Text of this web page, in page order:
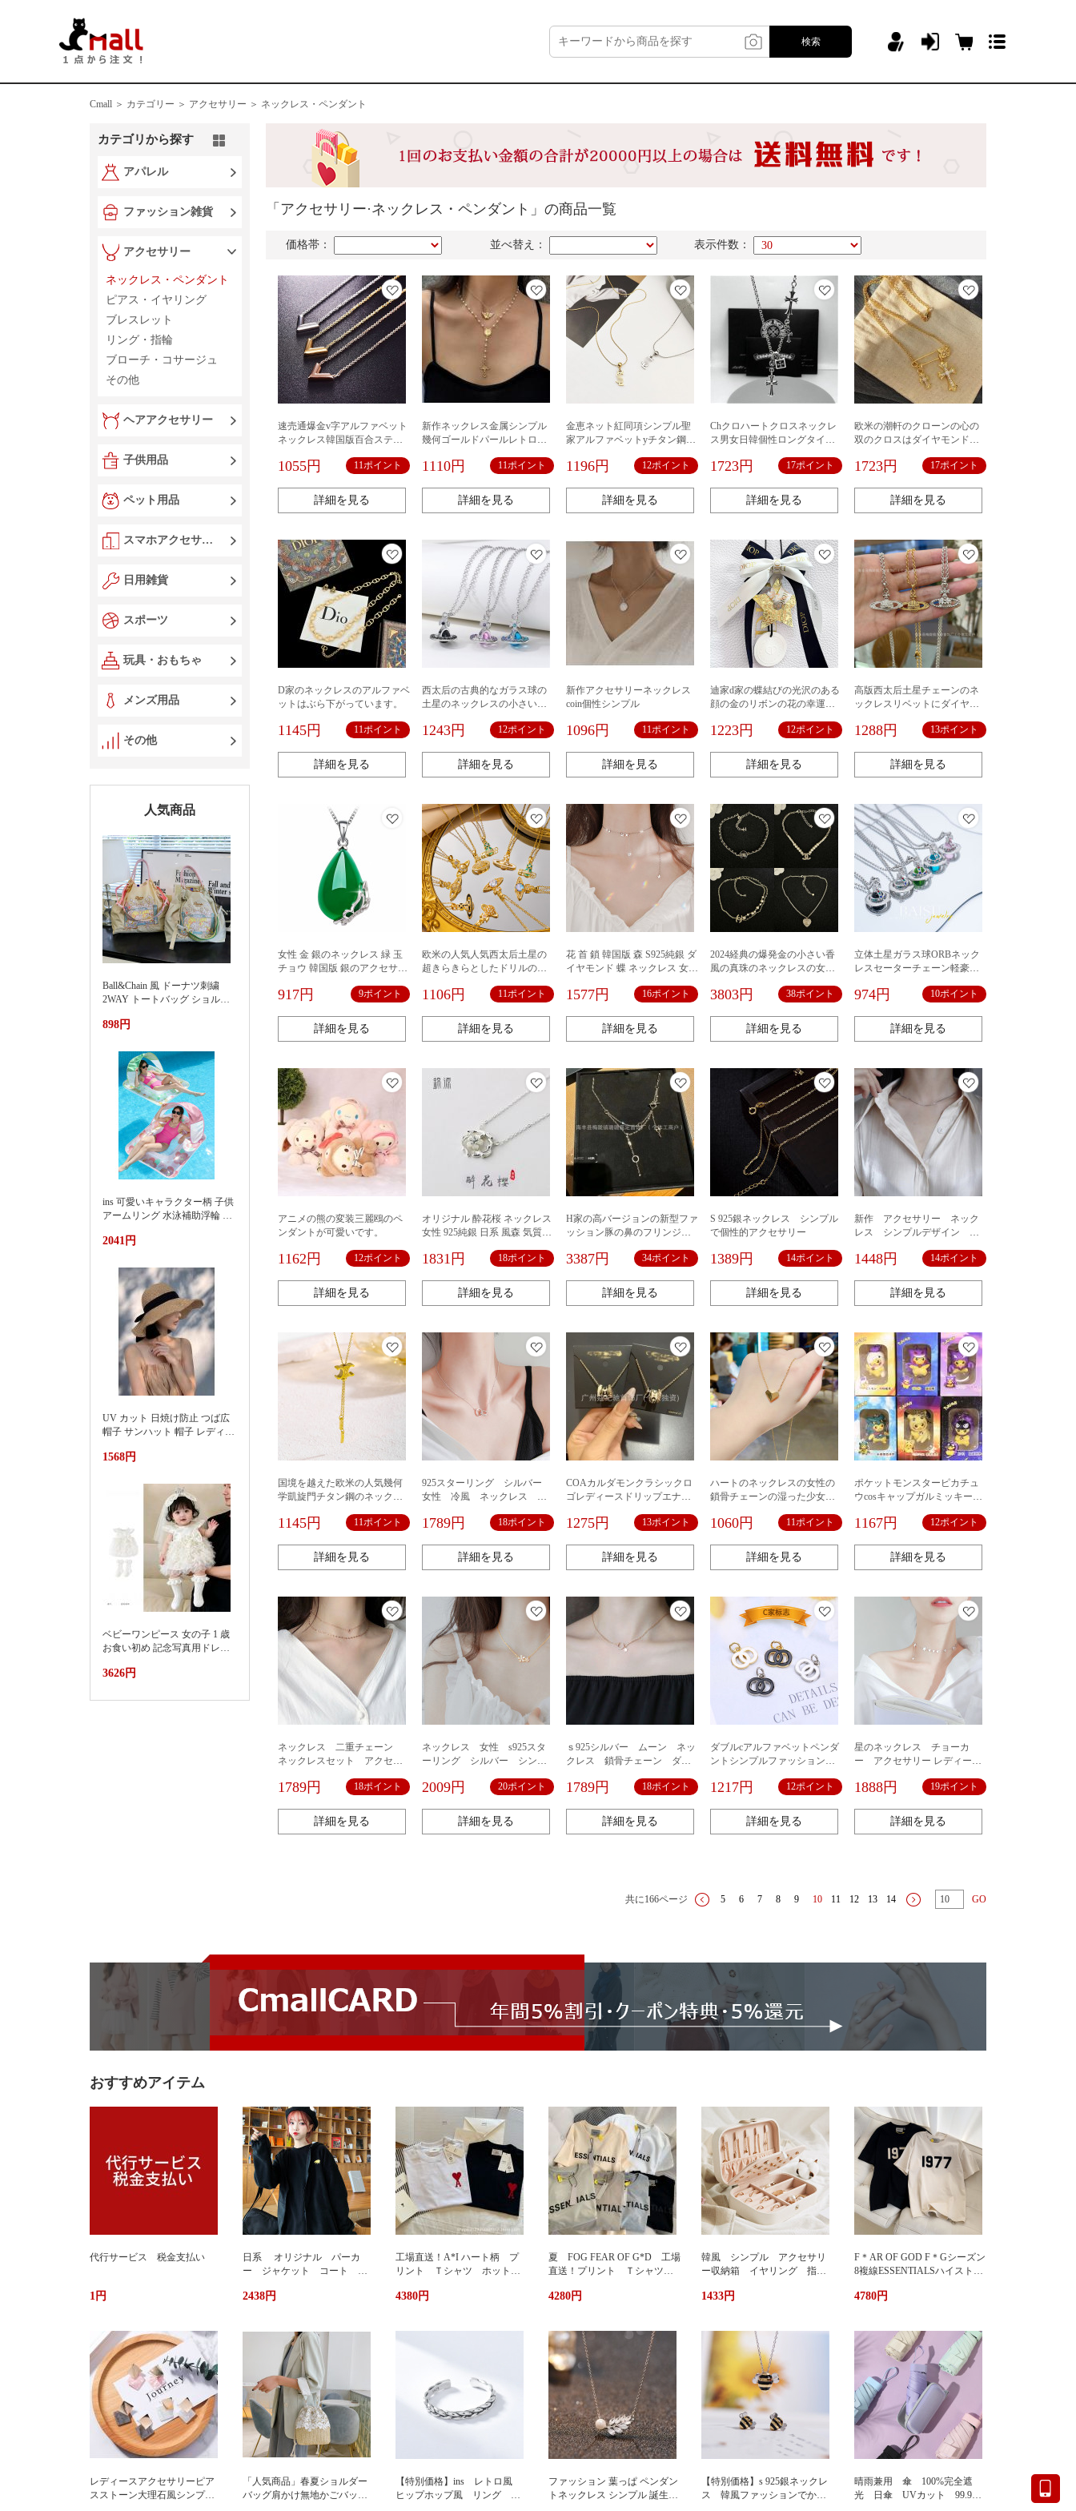
検索
Cmall ＞ カテゴリー ＞ アクセサリー ＞ ネックレス・ペンダント
カテゴリから探す
アパレル
ファッション雑貨
アクセサリー
ネックレス・ペンダント
ピアス・イヤリング
ブレスレット
リング・指輪
ブローチ・コサージュ
その他
ヘアアクセサリー
子供用品
ペット用品
スマホアクセサリー
日用雑貨
スポーツ
玩具・おもちゃ
メンズ用品
その他
人気商品
Ball&Chain 風 ドーナツ刺繍
2WAY トートバッグ ショルダ
ッグ 大容量通勤カバン夏季新
搭通勤小众大容量单肩购物袋
898円
ins 可愛いキャラクター柄 子供
アームリング 水泳補助浮輪 プ
池遮阳蓬浮床充气浮排男女水
2041円
UV カット 日焼け防止 つば広
帽子 サンハット 帽子 レディー
好看防晒显脸小沙滩海边防紫
1568円
ベビーワンピース 女の子 1 歳
お食い初め 記念写真用ドレス
周礼服裙子婴儿夏装连衣裙蛋
3626円
「アクセサリー·ネックレス・ペンダント」の商品一覧
価格帯： 並べ替え： 表示件数：
速売通爆金v字アルファベット
ネックレス韓国版百合ステン
物卸売り
1055円 11ポイント
詳細を見る
新作ネックレス金属シンプル
幾何ゴールドパールレトロ欧
1110円 11ポイント
詳細を見る
金恵ネット紅同項シンプル聖
家アルファベットyチタン鋼ネ
ションol色あせない鎖骨
1196円 12ポイント
詳細を見る
Chクロハートクロスネックレ
ス男女日韓個性ロングタイプ
泰銀ネックレス卸売り
1723円 17ポイント
詳細を見る
欧米の潮軒のクローンの心の
双のクロスはダイヤモンドの
式の復古のピンの金のペンダ
1723円 17ポイント
詳細を見る
D家のネックレスのアルファベ
ットはぶら下がっています。
1145円 11ポイント
詳細を見る
西太后の古典的なガラス球の
土星のネックレスの小さい大
ダントのファッションのパン
1243円 12ポイント
詳細を見る
新作アクセサリーネックレス
coin個性シンプル
1096円 11ポイント
詳細を見る
迪家d家の蝶結びの光沢のある
顔の金のリボンの花の幸運な
の手作りのdiyのリボン
1223円 12ポイント
詳細を見る
高版西太后土星チェーンのネ
ックレスリベットにダイヤモ
1288円 13ポイント
詳細を見る
女性 金 銀のネックレス 緑 玉
チョウ 韓国版 銀のアクセサリ
ィースファッション 新作ネッ
917円 9ポイント
詳細を見る
欧米の人気人気西太后土星の
超きらきらとしたドリルのミ
1106円 11ポイント
詳細を見る
花 首 鎖 韓国版 森 S925純銀 ダ
イヤモンド 蝶 ネックレス 女性
ファッション 新作ネックレス
1577円 16ポイント
詳細を見る
2024経典の爆発金の小さい香
風の真珠のネックレスの女性
計感の鎖の鎖のチェーンの装
3803円 38ポイント
詳細を見る
立体土星ガラス球ORBネック
レスセーターチェーン軽豪華
974円 10ポイント
詳細を見る
アニメの熊の変装三麗鴎のペ
ンダントが可愛いです。
1162円 12ポイント
詳細を見る
オリジナル 酔花桜 ネックレス
女性 925純銀 日系 風森 気質
1831円 18ポイント
詳細を見る
H家の高バージョンの新型ファ
ッション豚の鼻のフリンジネ
は鎖の鎖を合わせて販売しま
3387円 34ポイント
詳細を見る
S 925銀ネックレス シンプル
で個性的アクセサリー
1389円 14ポイント
詳細を見る
新作 アクセサリー ネック
レス シンプルデザイン 気
ス ステンレス 飾り
1448円 14ポイント
詳細を見る
国境を越えた欧米の人気幾何
学凱旋門チタン鋼のネックレ
リンジのイヤリングの小さい
1145円 11ポイント
詳細を見る
925スターリング シルバー
女性 冷風 ネックレス シ
ディース 結婚式 プレゼント
1789円 18ポイント
詳細を見る
COAカルダモンクラシックロ
ゴレディースドリップエナメ
クレスレディースC9446専門店
1275円 13ポイント
詳細を見る
ハートのネックレスの女性の
鎖骨チェーンの湿った少女の
国式の軽い贅沢な気質の簡単
1060円 11ポイント
詳細を見る
ポケットモンスターピカチュ
ウcosキャップガルミッキーユ
ンダント
1167円 12ポイント
詳細を見る
ネックレス 二重チェーン
ネックレスセット アクセサ
おしゃれ かわいい エレガ
ンプル オフィス 大人 ギ
フト プレゼント 925シルバ
1789円 18ポイント
詳細を見る
ネックレス 女性 s925スタ
ーリング シルバー シンプ
クレス プレゼント アクセサ
レゼント パーティー ジュエリ
ー アクセサリー
2009円 20ポイント
詳細を見る
ｓ925シルバー ムーン ネッ
クレス 鎖骨チェーン ダイ
アクセサリー ジュエリー ゴー
常 人気 可愛い 細身 華奢 フ
ァッション
1789円 18ポイント
詳細を見る
ダブルcアルファベットペンダ
ントシンプルファッション百
クセサリー気質小香風logoイヤ
1217円 12ポイント
詳細を見る
星のネックレス チョーカ
ー アクセサリー レディース
いい エレガント 華奢 カ
ス 大人 ギフト プレゼン
ト 925シルバー
1888円 19ポイント
詳細を見る
5 6 7 8 9 10 11 12 13 14
共に166ページ GO
おすすめアイテム
代行サービス 税金支払い
1円
日系 オリジナル パーカ
ー ジャケット コート 暖
ス ユニセックス 男女兼用
2438円
工場直送！A*I ハート柄 プ
リント Ｔシャツ ホットプ
ニセックス おしゃれ スト
4380円
夏 FOG FEAR OF G*D 工場
直送！プリント Ｔシャツ
兼用 ユニセックス おしゃ
4280円
韓風 シンプル アクセサリ
ー収納箱 イヤリング 指
ックス ジュエリーケース ジ
い 小物入れ イアリン
グ ピアス 首飾り アクセ
サリー ケース
1433円
F＊AR OF GOD F＊Gシーズン
8複線ESSENTIALSハイストリ
ツカップル半袖
4780円
レディースアクセサリーピア
スストーン大理石風シンプル
「人気商品」春夏ショルダー
バッグ肩かけ無地かごバッグ
【特別価格】ins レトロ風
ヒップホップ風 リング シ
ファッション 葉っぱ ペンダン
トネックレス シンプル 誕生日
【特別価格】s 925銀ネックレ
ス 韓風ファッションでかわ
晴雨兼用 傘 100%完全遮
光 日傘 UVカット 99.9%